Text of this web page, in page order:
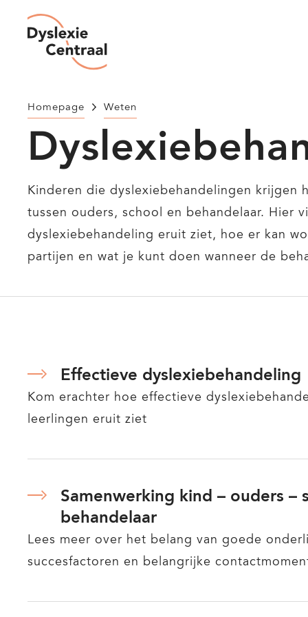
Overslaan
inhoud
Dyslexie
Centraal
Homepage Weten
Kinderen die dyslexiebehandelingen krijgen
tussen ouders, school en behandelaar. Hier
dyslexiebehandeling eruit ziet, hoe er kan
partijen en wat je kunt doen wanneer de
Effectieve dyslexiebehandeling
Kom erachter hoe effectieve
leerlingen eruit ziet
Samenwerking kind – ouders –
behandelaar
Lees meer over het belang van goede
succesfactoren en belangrijke